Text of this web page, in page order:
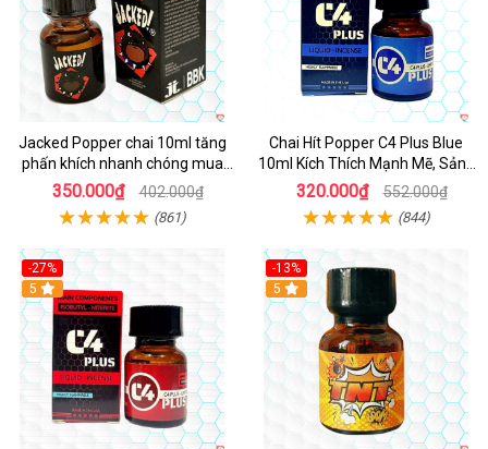
Jacked Popper chai 10ml tăng
phấn khích nhanh chóng mua
ngay
350.000₫ 402.000₫
(861)
Chai Hít Popper C4 Plus Blue
10ml Kích Thích Mạnh Mẽ, Sảng
Khoái
320.000₫ 552.000₫
(844)
-27%
5
-13%
5